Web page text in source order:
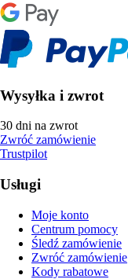
Wysyłka i zwrot
30 dni na zwrot
Zwróć zamówienie
Trustpilot
Usługi
Moje konto
Centrum pomocy
Śledź zamówienie
Zwróć zamówienie
Kody rabatowe